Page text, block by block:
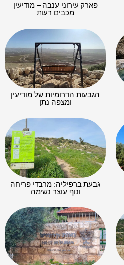
פארק עירוני ענבה – מודיעין
מכבים רעות
הגבעות הדרומיות של מודיעין
ומצפה נתן
גבעת ברפיליה: מרבדי פריחה
ונוף עוצר נשימה